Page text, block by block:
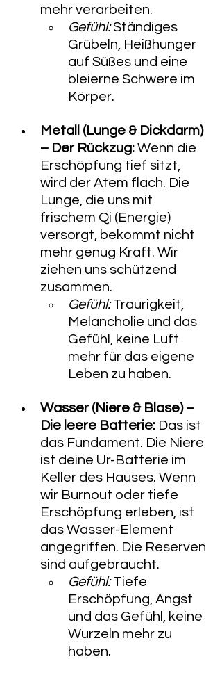
mehr verarbeiten.
Gefühl: Ständiges
Grübeln, Heißhunger
auf Süßes und eine
bleierne Schwere im
Körper.
Metall (Lunge & Dickdarm)
– Der Rückzug: Wenn die
Erschöpfung tief sitzt,
wird der Atem flach. Die
Lunge, die uns mit
frischem Qi (Energie)
versorgt, bekommt nicht
mehr genug Kraft. Wir
ziehen uns schützend
zusammen.
Gefühl: Traurigkeit,
Melancholie und das
Gefühl, keine Luft
mehr für das eigene
Leben zu haben.
Wasser (Niere & Blase) –
Die leere Batterie: Das ist
das Fundament. Die Niere
ist deine Ur-Batterie im
Keller des Hauses. Wenn
wir Burnout oder tiefe
Erschöpfung erleben, ist
das Wasser-Element
angegriffen. Die Reserven
sind aufgebraucht.
Gefühl: Tiefe
Erschöpfung, Angst
und das Gefühl, keine
Wurzeln mehr zu
haben.